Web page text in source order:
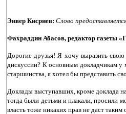
Энвер Кисриев: Слово
Фахраддин Абасов, редактор газеты
Дорогие друзья! Я хочу выразить
дискуссии? К основным докладчикам у
старшинства, я хотел бы представить
Доклады выступавших, кроме доклада
тогда были детьми и плакали, просили
власть тоже никаких прав не даст